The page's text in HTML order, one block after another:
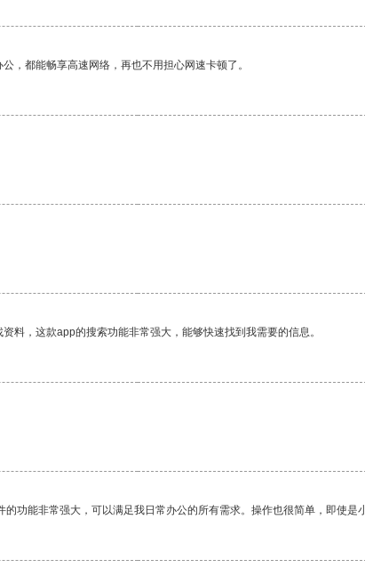
，都能畅享高速网络，再也不用担心网速卡顿了。
料，这款app的搜索功能非常强大，能够快速找到我需要的信息。
功能非常强大，可以满足我日常办公的所有需求。操作也很简单，即使是